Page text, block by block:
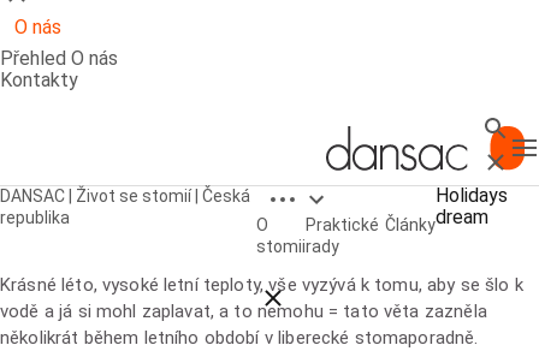
O nás
Přehled O nás
Kontakty
Hledat
Zavřít
DANSAC | Život se stomií | Česká
republika
Open breadcrumbs
Close breadcrumbs
O
stomii
Praktické
rady
Články
Holidays
dream
Holidays dream, aneb plavu si, ani nevím jak
Krásné léto, vysoké letní teploty, vše vyzývá k tomu, aby se šlo k
vodě a já si mohl zaplavat, a to nemohu = tato věta zazněla
několikrát během letního období v liberecké stomaporadně.